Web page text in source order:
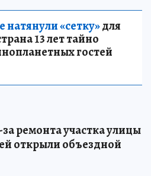
«сетку»для
13 лет тайно
гостей
ремонта участка улицы
открыли объездной